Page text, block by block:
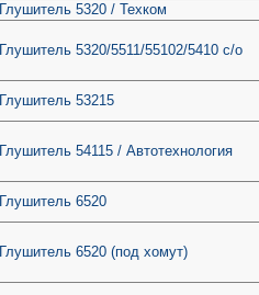
Глушитель 5320 / Техком
Глушитель 5320/5511/55102/5410 с/о
Глушитель 53215
Глушитель 54115 / Автотехнология
Глушитель 6520
Глушитель 6520 (под хомут)